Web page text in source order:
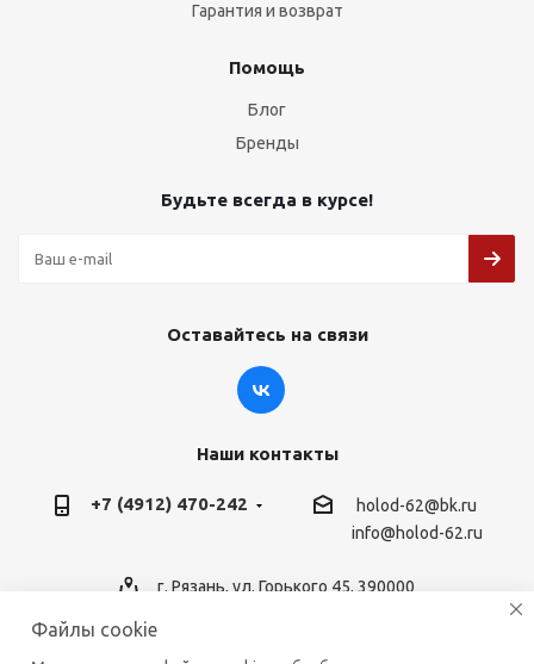
Гарантия и возврат
Помощь
Блог
Бренды
Будьте всегда в курсе!
Оставайтесь на связи
Наши контакты
+7 (4912) 470-242
holod-62@bk.ru
info@holod-62.ru
г. Рязань, ул. Горького 45, 390000
Файлы cookie